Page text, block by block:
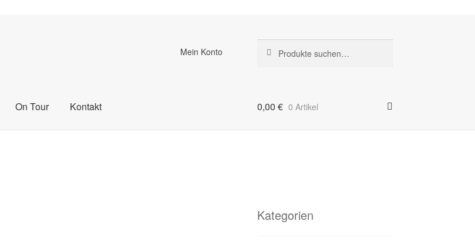
Mein Konto
nach:
On Tour Kontakt 0,00 € 0 Artikel
Kategorien